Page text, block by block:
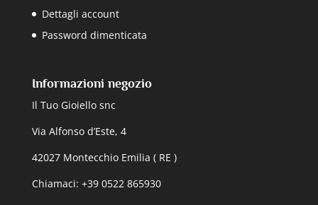
Dettagli account
Password dimenticata
Informazioni negozio
Il Tuo Gioiello snc
Via Alfonso d’Este, 4
42027 Montecchio Emilia ( RE )
Chiamaci: +39 0522 865930